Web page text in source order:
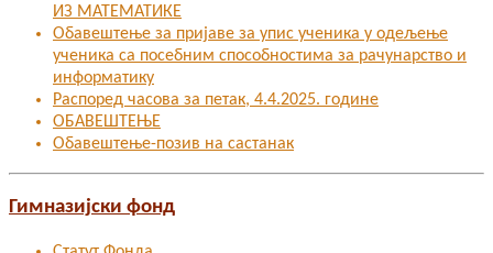
ИЗ МАТЕМАТИКЕ
Oбавештење за пријаве за упис ученика у одељење
ученика са посебним способностима за рачунарство и
информатику
Распоред часова за петак, 4.4.2025. године
ОБАВЕШТЕЊЕ
Обавештење-позив на састанак
Гимназијски фонд